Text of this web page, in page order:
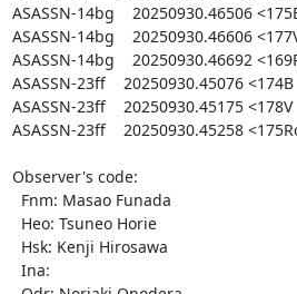
ASASSN-14bg    20250930.46506
ASASSN-14bg    20250930.46606
ASASSN-14bg    20250930.46692
ASASSN-23ff    20250930.45076 <174B
ASASSN-23ff    20250930.45175 <178V
ASASSN-23ff    20250930.45258
Observer's code: